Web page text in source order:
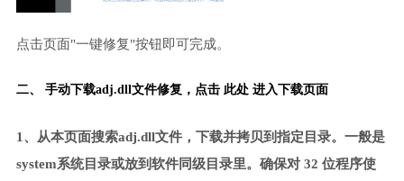
点击页面"一键修复"按钮即可完成。
二、 手动下载adj.dll文件修复， 点击 此处 进入下载页面
1、从本页面搜索adj.dll文件，下载并拷贝到指定目录。一般是
system系统目录或放到软件同级目录里。确保对 32 位程序使